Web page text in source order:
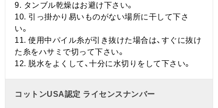
9. タンブル乾燥はお避け下さい。
10. 引っ掛かり易いものがない場所に干して下さ
い。
11. 使用中パイル糸が引き抜けた場合は、すぐに抜け
た糸をハサミで切って下さい。
12. 脱水をよくして、十分に水切りをして下さい。
コットンUSA認定 ライセンスナンバー